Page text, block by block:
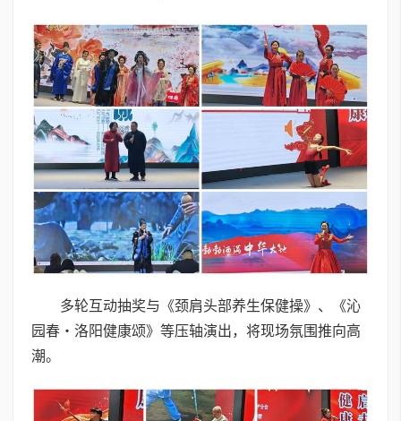
多轮互动抽奖与《颈肩头部养生保健操》、《沁
园春・洛阳健康颂》等压轴演出，将现场氛围推向高
潮。